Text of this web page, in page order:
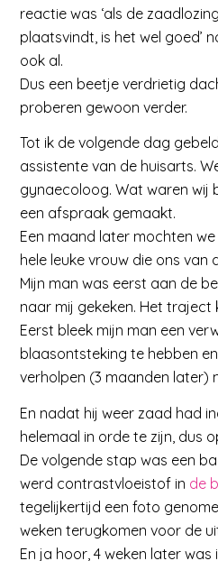
reactie was ‘als de
plaatsvindt, is het wel goed’
ook al.
Dus een beetje verdrietig
proberen gewoon verder.
Tot ik de volgende dag
assistente van de huisarts.
gynaecoloog. Wat waren wij
een afspraak gemaakt.
Een maand later mochten
hele leuke vrouw die ons van
Mijn man was eerst aan de
naar mij gekeken. Het traject
Eerst bleek mijn man een
blaasontsteking te hebben
verholpen (3 maanden later)
En nadat hij weer zaad had
helemaal in orde te zijn, dus
De volgende stap was een
werd contrastvloeistof in de
tegelijkertijd een foto
weken terugkomen voor de
En ja hoor, 4 weken later was